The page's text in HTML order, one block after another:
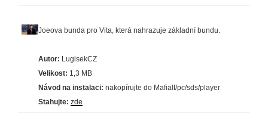
Joeova bunda pro Vita, která nahrazuje základní bundu.
Autor: LugisekCZ
Velikost: 1,3 MB
Návod na instalaci: nakopírujte do MafiaII/pc/sds/player
Stahujte: zde